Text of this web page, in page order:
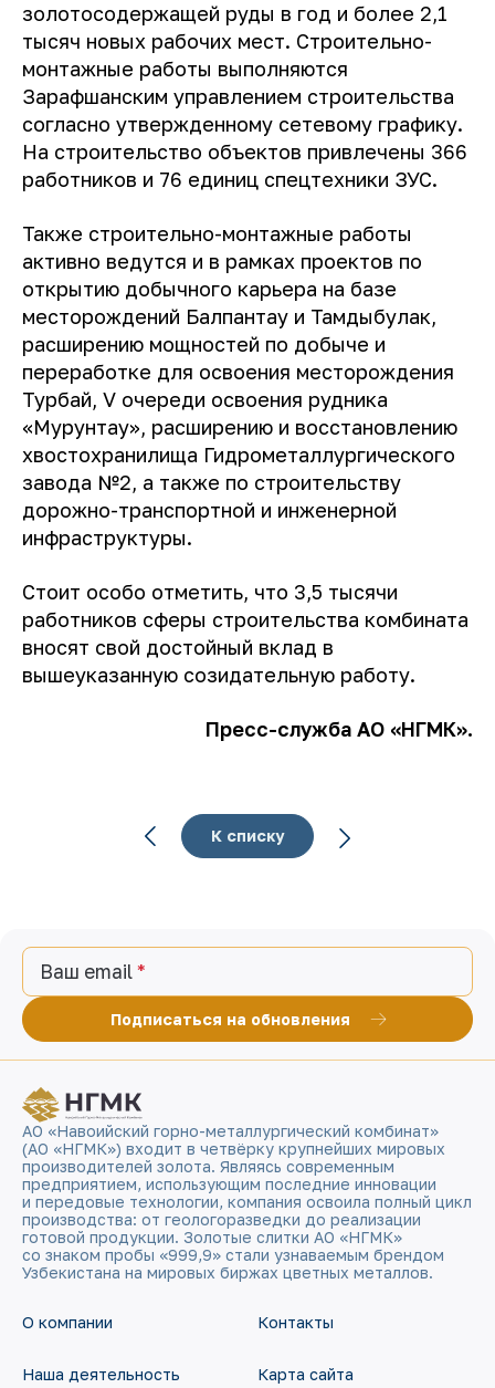
золотосодержащей руды в год и более 2,1
тысяч новых рабочих мест. Строительно-
монтажные работы выполняются
Зарафшанским управлением строительства
согласно утвержденному сетевому графику.
На строительство объектов привлечены 366
работников и 76 единиц спецтехники ЗУС.
Также строительно-монтажные работы
активно ведутся и в рамках проектов по
открытию добычного карьера на базе
месторождений Балпантау и Тамдыбулак,
расширению мощностей по добыче и
переработке для освоения месторождения
Турбай, V очереди освоения рудника
«Мурунтау», расширению и восстановлению
хвостохранилища Гидрометаллургического
завода №2, а также по строительству
дорожно-транспортной и инженерной
инфраструктуры.
Стоит особо отметить, что 3,5 тысячи
работников сферы строительства комбината
вносят свой достойный вклад в
вышеуказанную созидательную работу.
Пресс-служба АО «НГМК».
К списку
Ваш email
Подписаться на обновления
АО «Навоийский горно-металлургический комбинат»
(АО «НГМК») входит в четвёрку крупнейших мировых
производителей золота. Являясь современным
предприятием, использующим последние инновации
и передовые технологии, компания освоила полный цикл
производства: от геологоразведки до реализации
готовой продукции. Золотые слитки АО «НГМК»
со знаком пробы «999,9» стали узнаваемым брендом
Узбекистана на мировых биржах цветных металлов.
О компании
Наша деятельность
Контакты
Карта сайта